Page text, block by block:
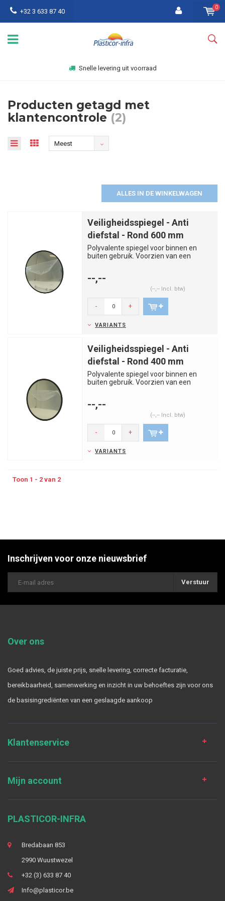
+32 3 633 87 40
0
Snelle levering uit voorraad
Producten getagd met
klantencontrole (2)
Meest
ALLES IN DE WINKELWAGEN
Veiligheidsspiegel - Anti
diefstal - Rond 600 mm
Polyvalente spiegel voor binnen en
buiten gebruik. Voorzien van een
--,--
(--,-- Incl. btw)
- +
VARIANTS
Veiligheidsspiegel - Anti
diefstal - Rond 400 mm
Polyvalente spiegel voor binnen en
buiten gebruik. Voorzien van een
--,--
(--,-- Incl. btw)
- +
VARIANTS
Toon 1 - 2 van 2
Inschrijven voor onze nieuwsbrief
Verstuur
Over ons
Goed advies, de juiste prijs, snelle levering, correcte facturatie,
bereikbaarheid, samenwerking en inzicht in uw behoeftes zijn voor ons
de basisingrediënten van een geslaagde aankoop
Klantenservice
Mijn account
PLASTICOR-INFRA
Bredabaan 853
2990 Wuustwezel
+32 (3) 633 87 40
Info@plasticor.be